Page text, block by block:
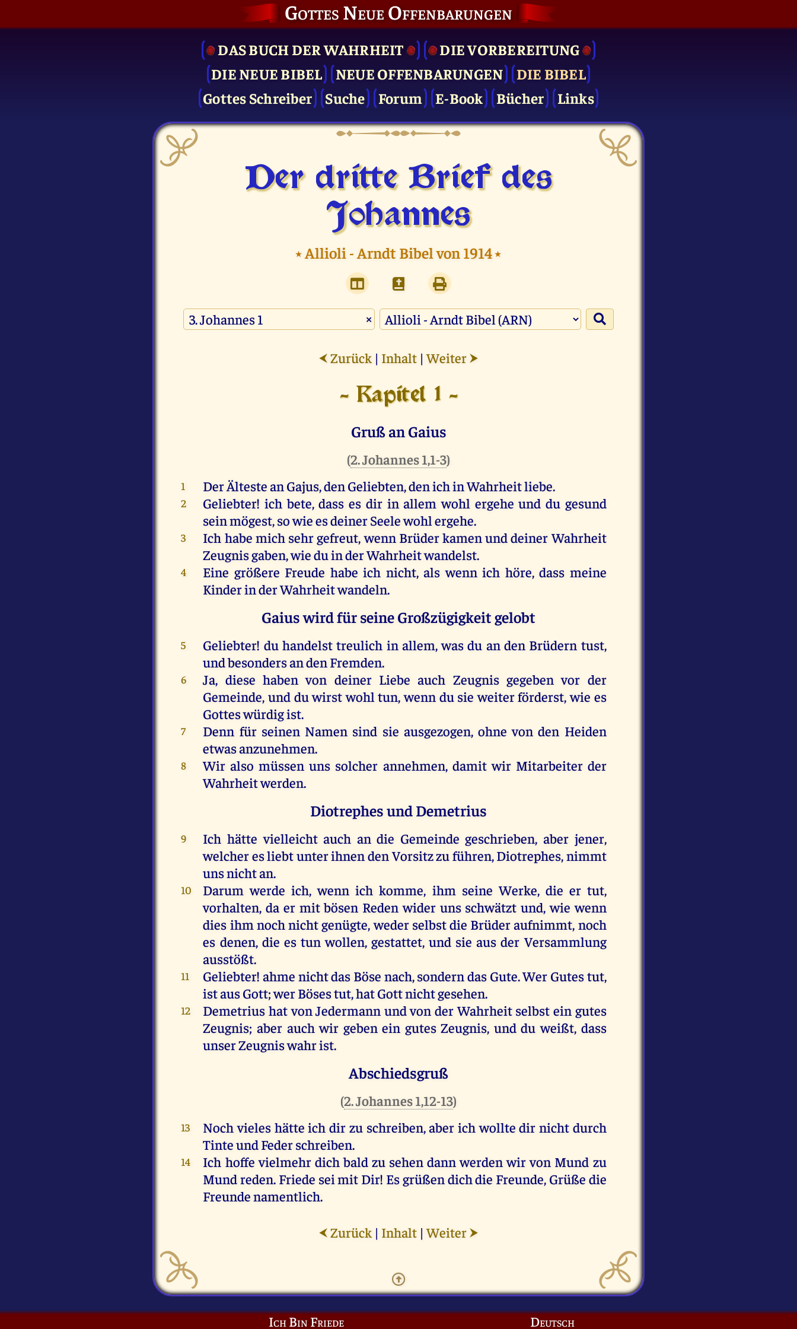
Gottes Neue Offenbarungen
DAS BUCH DER WAHRHEIT
DIE VOR­BEREITUNG
DIE NEUE BIBEL
NEUE OFFENBARUNGEN
DIE BIBEL
Gottes Schreiber
Suche Forum E-Book Bücher Links
Der dritte Brief des
Johannes
⭑Allioli - Arndt Bibel von 1914⭑
×
⮜ Zurück | Inhalt |Weiter ⮞
- Kapitel 1 -
Gruß an Gaius
(2. Johannes 1,1-3)
1 Der Älteste an Gajus, den Geliebten, den ich in Wahrheit liebe.
2
Geliebter! ich bete, dass es dir in allem wohl ergehe und du gesund
sein mögest, so wie es deiner Seele wohl ergehe.
3
Ich habe mich sehr gefreut, wenn Brüder kamen und deiner Wahrheit
Zeugnis gaben, wie du in der Wahrheit wandelst.
4
Eine größere Freude habe ich nicht, als wenn ich höre, dass meine
Kinder in der Wahrheit wandeln.
Gaius wird für seine Großzügigkeit gelobt
5
Geliebter! du handelst treulich in allem, was du an den Brüdern tust,
und besonders an den Fremden.
6
Ja, diese haben von deiner Liebe auch Zeugnis gegeben vor der
Gemeinde, und du wirst wohl tun, wenn du sie weiter förderst, wie es
Gottes würdig ist.
7
Denn für seinen Namen sind sie ausgezogen, ohne von den Heiden
etwas anzunehmen.
8
Wir also müssen uns solcher annehmen, damit wir Mitarbeiter der
Wahrheit werden.
Diotrephes und Demetrius
9
Ich hätte vielleicht auch an die Gemeinde geschrieben, aber jener,
welcher es liebt unter ihnen den Vorsitz zu führen, Diotrephes, nimmt
uns nicht an.
10
Darum werde ich, wenn ich komme, ihm seine Werke, die er tut,
vorhalten, da er mit bösen Reden wider uns schwätzt und, wie wenn
dies ihm noch nicht genügte, weder selbst die Brüder aufnimmt, noch
es denen, die es tun wollen, gestattet, und sie aus der Versammlung
ausstößt.
11
Geliebter! ahme nicht das Böse nach, sondern das Gute. Wer Gutes tut,
ist aus Gott; wer Böses tut, hat Gott nicht gesehen.
12
Demetrius hat von Jedermann und von der Wahrheit selbst ein gutes
Zeugnis; aber auch wir geben ein gutes Zeugnis, und du weißt, dass
unser Zeugnis wahr ist.
Abschiedsgruß
(2. Johannes 1,12-13)
13
Noch vieles hätte ich dir zu schreiben, aber ich wollte dir nicht durch
Tinte und Feder schreiben.
14
Ich hoffe vielmehr dich bald zu sehen dann werden wir von Mund zu
Mund reden. Friede sei mit Dir! Es grüßen dich die Freunde, Grüße die
Freunde namentlich.
⮜ Zurück | Inhalt |Weiter ⮞
Ich Bin Friede Deutsch